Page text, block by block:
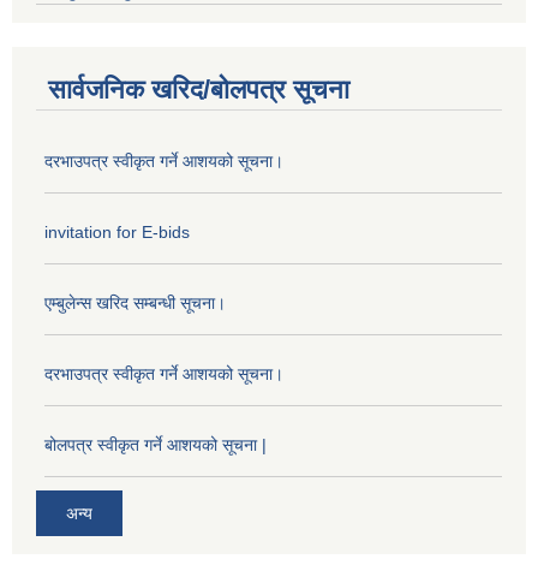
सार्वजनिक खरिद/बोलपत्र सूचना
दरभाउपत्र स्वीकृत गर्ने आशयको सूचना।
invitation for E-bids
एम्बुलेन्स खरिद सम्बन्धी सूचना।
दरभाउपत्र स्वीकृत गर्ने आशयको सूचना।
बोलपत्र स्वीकृत गर्ने आशयको सूचना |
अन्य